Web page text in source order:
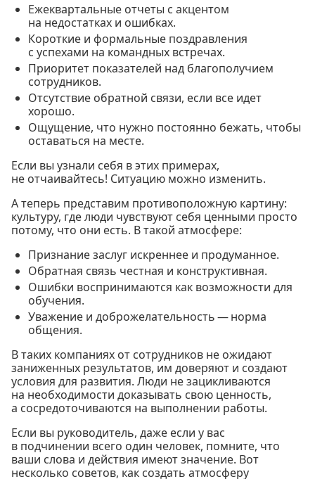
Ежеквартальные отчеты с акцентом
на недостатках и ошибках.
Короткие и формальные поздравления
с успехами на командных встречах.
Приоритет показателей над благополучием
сотрудников.
Отсутствие обратной связи, если все идет
хорошо.
Ощущение, что нужно постоянно бежать, чтобы
оставаться на месте.
Если вы узнали себя в этих примерах,
не отчаивайтесь! Ситуацию можно изменить.
А теперь представим противоположную картину:
культуру, где люди чувствуют себя ценными просто
потому, что они есть. В такой атмосфере:
Признание заслуг искреннее и продуманное.
Обратная связь честная и конструктивная.
Ошибки воспринимаются как возможности для
обучения.
Уважение и доброжелательность — норма
общения.
В таких компаниях от сотрудников не ожидают
заниженных результатов, им доверяют и создают
условия для развития. Люди не зацикливаются
на необходимости доказывать свою ценность,
а сосредоточиваются на выполнении работы.
Если вы руководитель, даже если у вас
в подчинении всего один человек, помните, что
ваши слова и действия имеют значение. Вот
несколько советов, как создать атмосферу